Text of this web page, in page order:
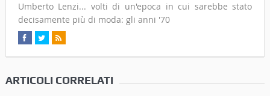
Umberto Lenzi... volti di un'epoca in cui sarebbe stato
decisamente più di moda: gli anni '70
ARTICOLI CORRELATI